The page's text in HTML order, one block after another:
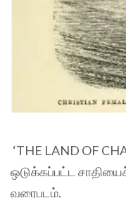
‘THE LAND OF
ஒடுக்கப்பட்ட
வரைபடம்.